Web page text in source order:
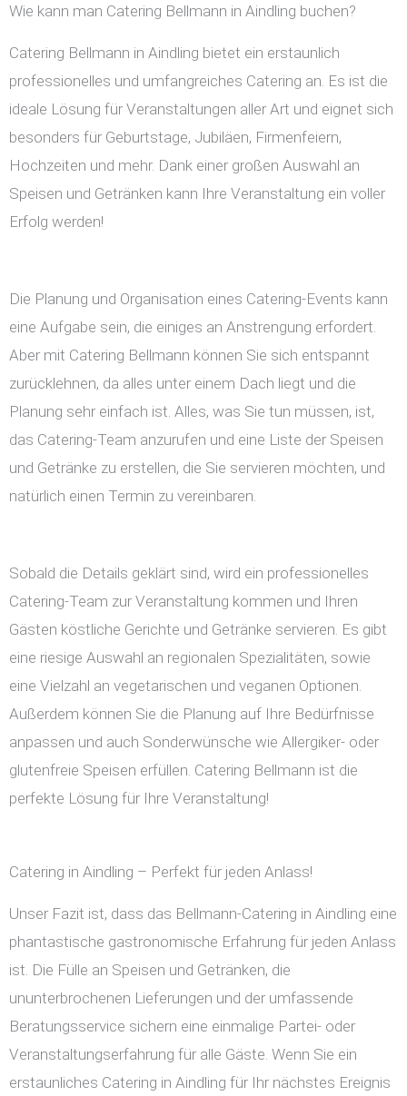
Wie kann man Catering Bellmann in Aindling buchen?
Catering Bellmann in Aindling bietet ein erstaunlich
professionelles und umfangreiches Catering an. Es ist die
ideale Lösung für Veranstaltungen aller Art und eignet sich
besonders für Geburtstage, Jubiläen, Firmenfeiern,
Hochzeiten und mehr. Dank einer großen Auswahl an
Speisen und Getränken kann Ihre Veranstaltung ein voller
Erfolg werden!
Die Planung und Organisation eines Catering-Events kann
eine Aufgabe sein, die einiges an Anstrengung erfordert.
Aber mit Catering Bellmann können Sie sich entspannt
zurücklehnen, da alles unter einem Dach liegt und die
Planung sehr einfach ist. Alles, was Sie tun müssen, ist,
das Catering-Team anzurufen und eine Liste der Speisen
und Getränke zu erstellen, die Sie servieren möchten, und
natürlich einen Termin zu vereinbaren.
Sobald die Details geklärt sind, wird ein professionelles
Catering-Team zur Veranstaltung kommen und Ihren
Gästen köstliche Gerichte und Getränke servieren. Es gibt
eine riesige Auswahl an regionalen Spezialitäten, sowie
eine Vielzahl an vegetarischen und veganen Optionen.
Außerdem können Sie die Planung auf Ihre Bedürfnisse
anpassen und auch Sonderwünsche wie Allergiker- oder
glutenfreie Speisen erfüllen. Catering Bellmann ist die
perfekte Lösung für Ihre Veranstaltung!
Catering in Aindling – Perfekt für jeden Anlass!
Unser Fazit ist, dass das Bellmann-Catering in Aindling eine
phantastische gastronomische Erfahrung für jeden Anlass
ist. Die Fülle an Speisen und Getränken, die
ununterbrochenen Lieferungen und der umfassende
Beratungsservice sichern eine einmalige Partei- oder
Veranstaltungserfahrung für alle Gäste. Wenn Sie ein
erstaunliches Catering in Aindling für Ihr nächstes Ereignis